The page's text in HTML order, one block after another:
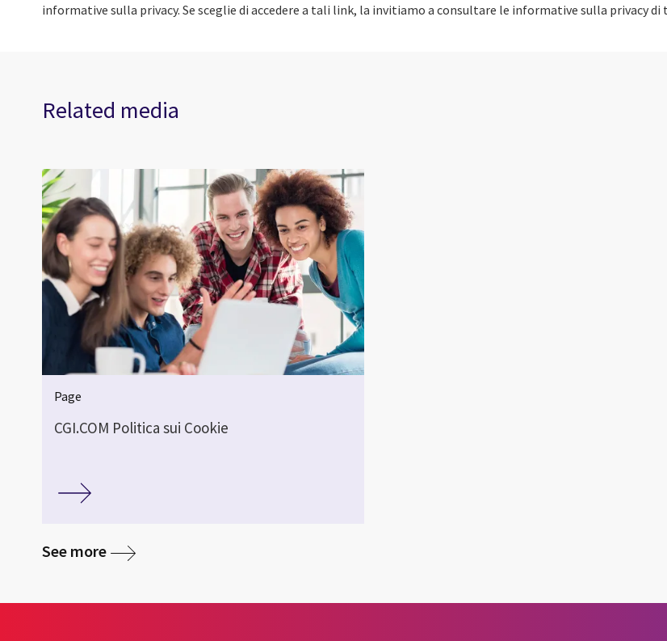
informative sulla privacy. Se sceglie di accedere a tali link, la invitiamo a consultare le informative sulla privacy
Related media
Page
CGI.COM Politica sui Cookie
See more